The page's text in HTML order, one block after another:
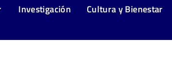
Investigación Cultura y Bienestar